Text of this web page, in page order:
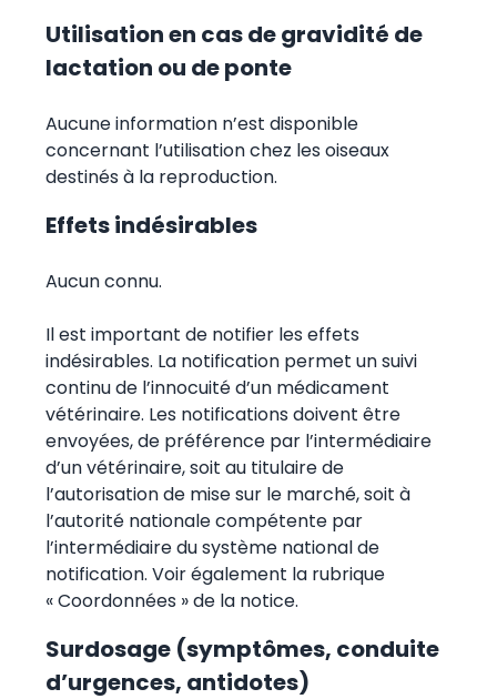
Utilisation en cas de gravidité de
lactation ou de ponte
Aucune information n’est disponible
concernant l’utilisation chez les oiseaux
destinés à la reproduction.
Effets indésirables
Aucun connu.
Il est important de notifier les effets
indésirables. La notification permet un suivi
continu de l’innocuité d’un médicament
vétérinaire. Les notifications doivent être
envoyées, de préférence par l’intermédiaire
d’un vétérinaire, soit au titulaire de
l’autorisation de mise sur le marché, soit à
l’autorité nationale compétente par
l’intermédiaire du système national de
notification. Voir également la rubrique
« Coordonnées » de la notice.
Surdosage (symptômes, conduite
d’urgences, antidotes)